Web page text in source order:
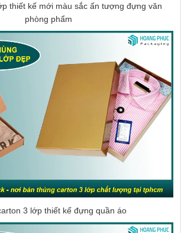
thiết kế mới màu sắc ấn tượng đựng văn
phòng phẩm
3 lớp thiết kế đựng quần áo